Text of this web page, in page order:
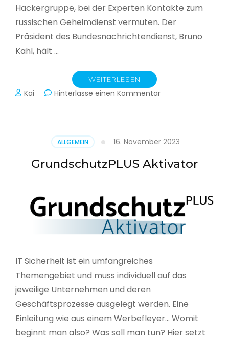
Hackergruppe, bei der Experten Kontakte zum
russischen Geheimdienst vermuten. Der
Präsident des Bundesnachrichtendienst, Bruno
Kahl, hält …
WEITERLESEN
Kai Hinterlasse einen Kommentarzu
Schlacht
im
Netz
ALLGEMEIN 16. November 2023
GrundschutzPLUS Aktivator
IT Sicherheit ist ein umfangreiches
Themengebiet und muss individuell auf das
jeweilige Unternehmen und deren
Geschäftsprozesse ausgelegt werden. Eine
Einleitung wie aus einem Werbefleyer… Womit
beginnt man also? Was soll man tun? Hier setzt